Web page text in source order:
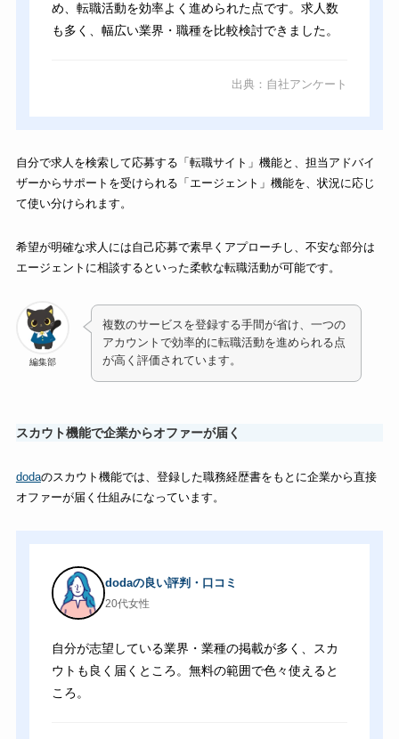
め、転職活動を効率よく進められた点です。求人数
も多く、幅広い業界・職種を比較検討できました。
出典：自社アンケート
自分で求人を検索して応募する「転職サイト」機能と、担当アドバイ
ザーからサポートを受けられる「エージェント」機能を、状況に応じ
て使い分けられます。
希望が明確な求人には自己応募で素早くアプローチし、不安な部分は
エージェントに相談するといった柔軟な転職活動が可能です。
編集部
複数のサービスを登録する手間が省け、一つの
アカウントで効率的に転職活動を進められる点
が高く評価されています。
スカウト機能で企業からオファーが届く
dodaのスカウト機能では、登録した職務経歴書をもとに企業から直接
オファーが届く仕組みになっています。
dodaの良い評判・口コミ
20代女性
自分が志望している業界・業種の掲載が多く、スカ
ウトも良く届くところ。無料の範囲で色々使えると
ころ。